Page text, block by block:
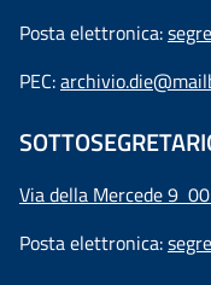
Posta elettronica:
PEC:
Via della Mercede 9
Posta elettronica: